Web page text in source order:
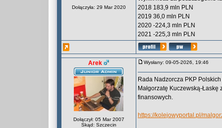
Dołączyła: 29 Mar 2020
2018 183,9 mln PLN
2019 36,0 mln PLN
2020 -224,3 mln PLN
2021 -225,3 mln PLN
Arek
Dołączył: 05 Mar 2007
Skąd: Szczecin
Wysłany: 09-05-2026, 19:46
Rada Nadzorcza PKP
Małgorzatę Kuczewską-Łaskę
finansowych.
https://kolejowyportal.pl/